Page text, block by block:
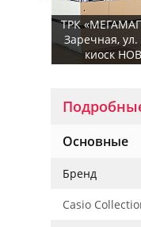
ТРК
Заречная,
киоск
Основные
Бренд
Casio